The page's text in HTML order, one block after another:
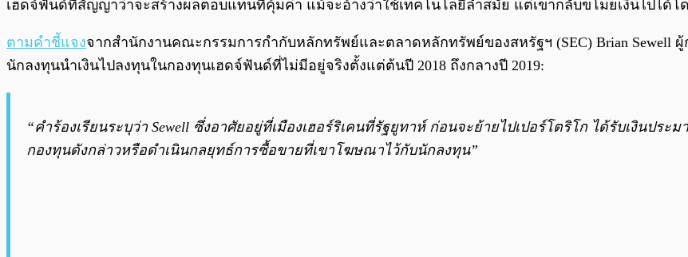
เฮดจ์ฟันด์ที่สัญญาว่าจะสร้างผลตอบแทนที่คุ้มค่า แม้จะอ้างว่าใช้เทคโนโลยีล้ำสมัย แต่เขากลับขโมยเงินไปได้โ
ตามคำชี้แจงจากสำนักงานคณะกรรมการกำกับหลักทรัพย์และตลาดหลักทรัพย์ของสหรัฐฯ (SEC) Brian Sewell ผู้
นักลงทุนนำเงินไปลงทุนในกองทุนเฮดจ์ฟันด์ที่ไม่มีอยู่จริงตั้งแต่ต้นปี 2018 ถึงกลางปี 2019:
“คำร้องเรียนระบุว่า Sewell ซึ่งอาศัยอยู่ที่เมืองเฮอร์ริเคนที่รัฐยูทาห์ ก่อนจะย้ายไปเปอร์โตริโก ได้รับเงินปร
กองทุนดังกล่าวหรือดำเนินกลยุทธ์การซื้อขายที่เขาโฆษณาไว้กับนักลงทุน”